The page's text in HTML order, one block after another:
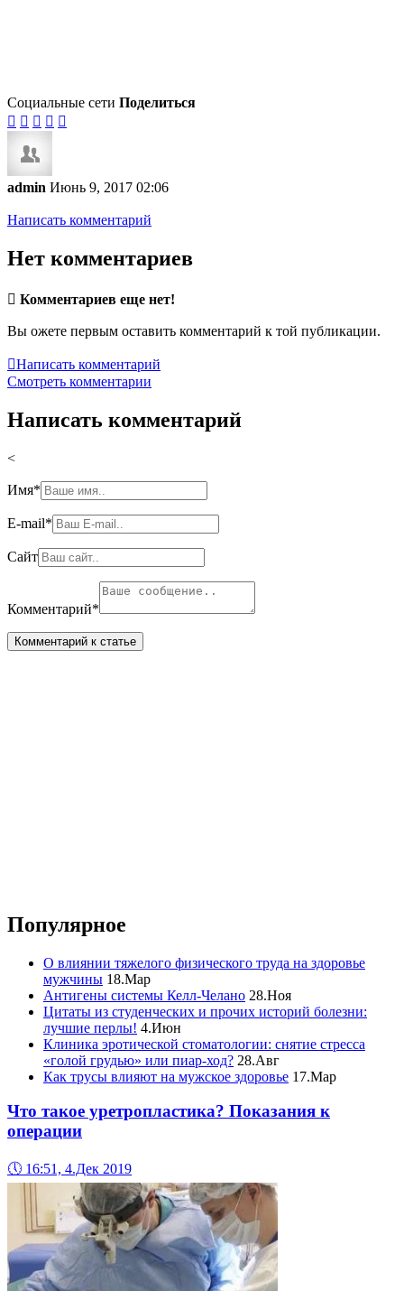
Социальные сети Поделиться
    
admin Июнь 9, 2017 02:06
Написать комментарий
Нет комментариев
 Комментариев еще нет!
Вы ожете первым оставить комментарий к той публикации.
Написать комментарий
Смотреть комментарии
Написать комментарий
<
Имя*
E-mail*
Сайт
Комментарий*
Популярное
О влиянии тяжелого физического труда на здоровье
мужчины 18.Мар
Антигены системы Келл-Челано 28.Ноя
Цитаты из студенческих и прочих историй болезни:
лучшие перлы! 4.Июн
Клиника эротической стоматологии: снятие стресса
«голой грудью» или пиар-ход? 28.Авг
Как трусы влияют на мужское здоровье 17.Мар
Что такое уретропластика? Показания к
операции
🕔 16:51, 4.Дек 2019